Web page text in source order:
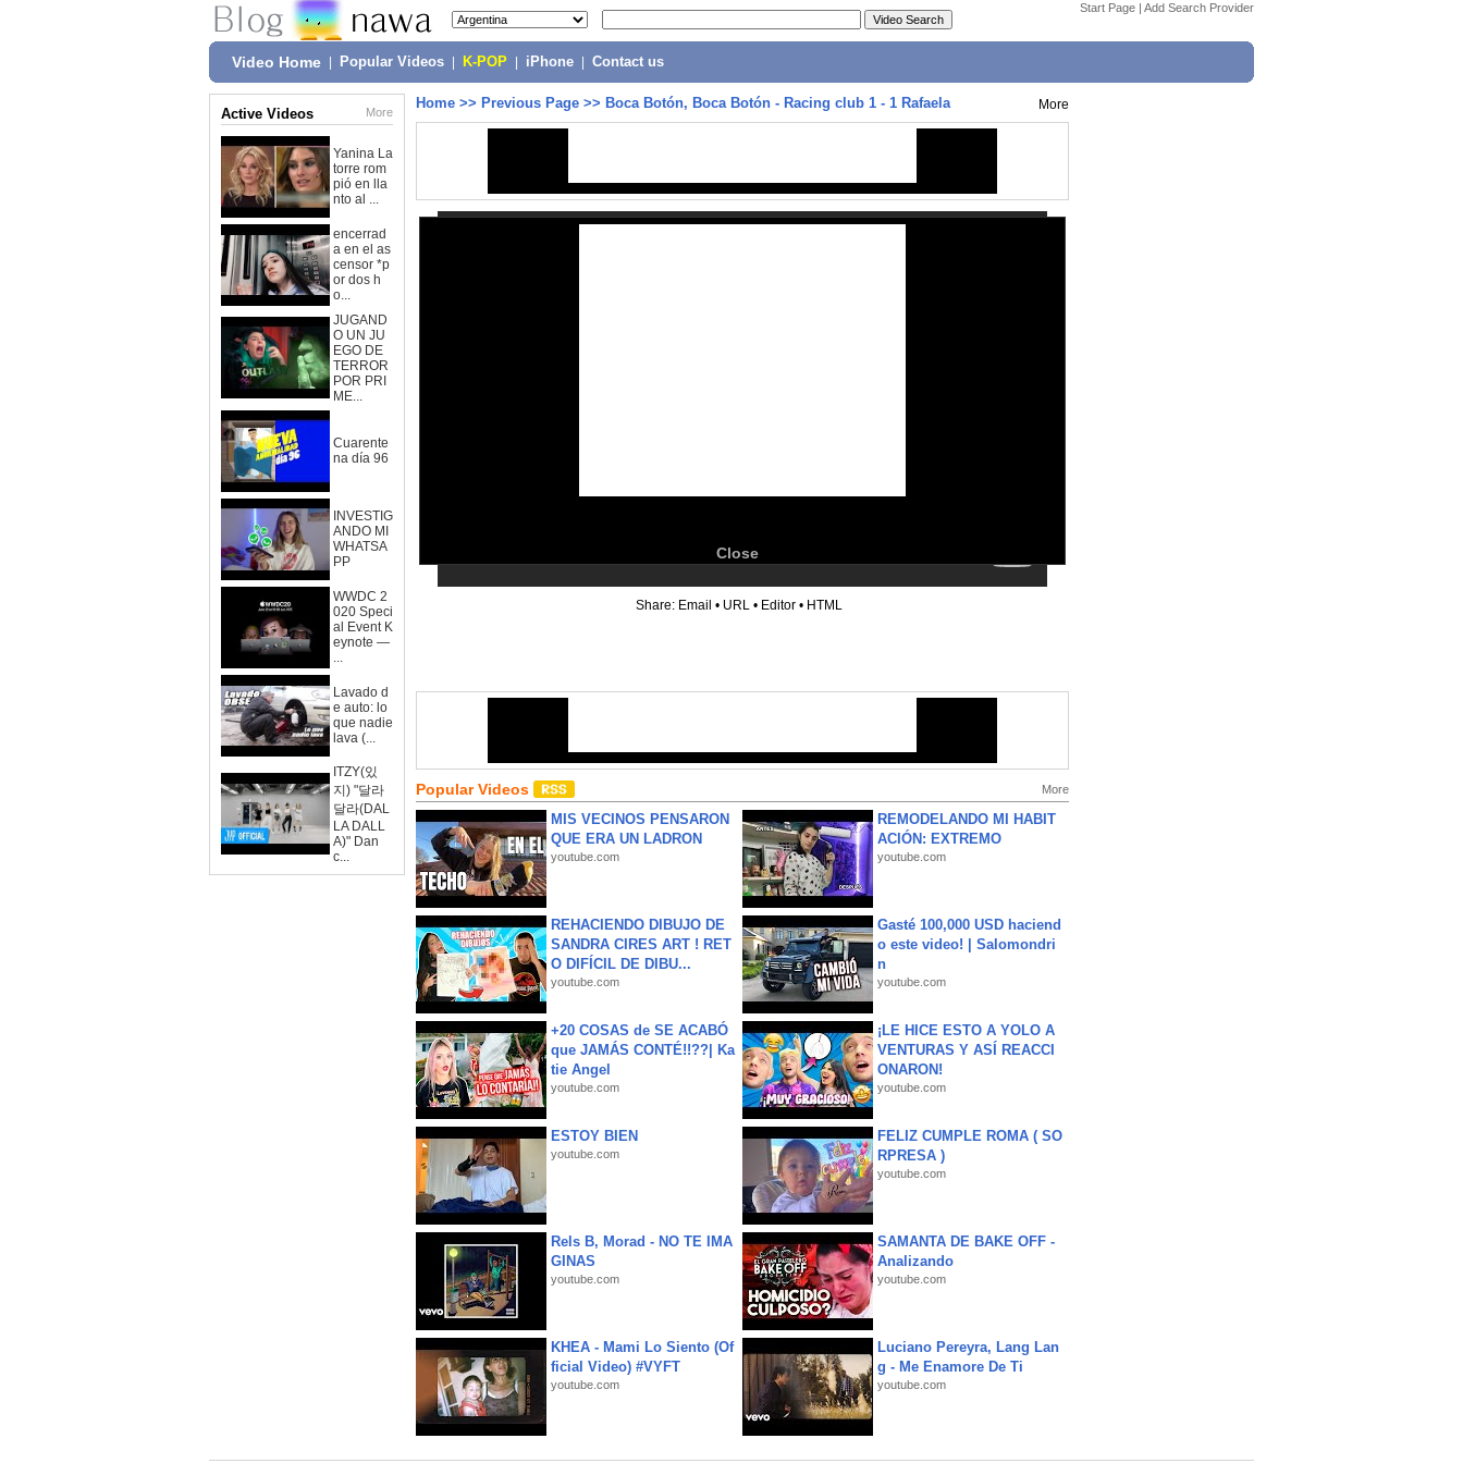
Start Page | Add Search Provider
Video Home Popular Videos K-POP iPhone Contact us
Active Videos More
Yanina La
torre rom
pió en lla
nto al ...
encerrad
a en el as
censor *p
or dos h
o...
JUGAND
O UN JU
EGO DE
TERROR
POR PRI
ME...
Cuarente
na día 96
INVESTIG
ANDO MI
WHATSA
PP
WWDC 2
020 Speci
al Event K
eynote —
...
Lavado d
e auto: lo
que nadie
lava (...
ITZY(있
지) "달라
달라(DAL
LA DALL
A)" Dan
c...
Home >> Previous Page >> Boca Botón, Boca Botón - Racing club 1 - 1 Rafaela More
Close
Share: Email • URL • Editor • HTML
Popular Videos More
MIS VECINOS PENSARON
QUE ERA UN LADRON
youtube.com
REMODELANDO MI HABIT
ACIÓN: EXTREMO
youtube.com
REHACIENDO DIBUJO DE
SANDRA CIRES ART ! RET
O DIFÍCIL DE DIBU...
youtube.com
Gasté 100,000 USD haciend
o este video! | Salomondri
n
youtube.com
+20 COSAS de SE ACABÓ
que JAMÁS CONTÉ!!??| Ka
tie Angel
youtube.com
¡LE HICE ESTO A YOLO A
VENTURAS Y ASÍ REACCI
ONARON!
youtube.com
ESTOY BIEN
youtube.com
FELIZ CUMPLE ROMA ( SO
RPRESA )
youtube.com
Rels B, Morad - NO TE IMA
GINAS
youtube.com
SAMANTA DE BAKE OFF -
Analizando
youtube.com
KHEA - Mami Lo Siento (Of
ficial Video) #VYFT
youtube.com
Luciano Pereyra, Lang Lan
g - Me Enamore De Ti
youtube.com